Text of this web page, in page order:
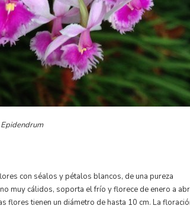
Epidendrum
con séalos y pétalos blancos, de una pureza
muy cálidos, soporta el frío y florece de enero a
flores tienen un diámetro de hasta 10 cm. La